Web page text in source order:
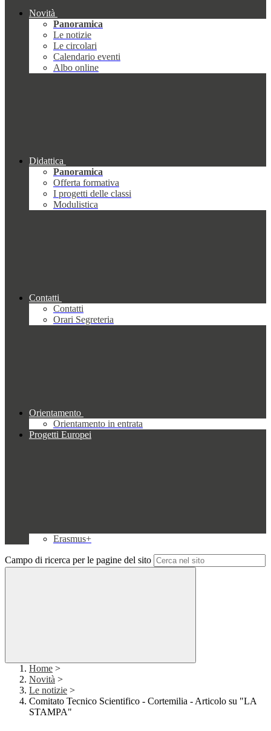
Novità
Panoramica
Le notizie
Le circolari
Calendario eventi
Albo online
Didattica
Panoramica
Offerta formativa
I progetti delle classi
Modulistica
Contatti
Contatti
Orari Segreteria
Orientamento
Orientamento in entrata
Progetti Europei
Erasmus+
Campo di ricerca per le pagine del sito
Home >
Novità >
Le notizie >
Comitato Tecnico Scientifico - Cortemilia - Articolo su "LA
STAMPA"